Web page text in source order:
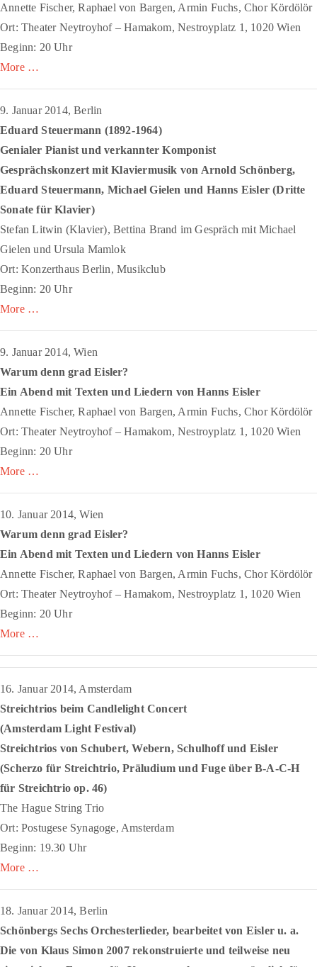
Annette Fischer, Raphael von Bargen, Armin Fuchs, Chor Kördölör
Ort: Theater Neytroyhof – Hamakom, Nestroyplatz 1, 1020 Wien
Beginn: 20 Uhr
More …
9. Januar 2014, Berlin
Eduard Steuermann (1892-1964)
Genialer Pianist und verkannter Komponist
Gesprächskonzert mit Klaviermusik von Arnold Schönberg,
Eduard Steuermann, Michael Gielen und Hanns Eisler (Dritte
Sonate für Klavier)
Stefan Litwin (Klavier), Bettina Brand im Gespräch mit Michael
Gielen und Ursula Mamlok
Ort: Konzerthaus Berlin, Musikclub
Beginn: 20 Uhr
More …
9. Januar 2014, Wien
Warum denn grad Eisler?
Ein Abend mit Texten und Liedern von Hanns Eisler
Annette Fischer, Raphael von Bargen, Armin Fuchs, Chor Kördölör
Ort: Theater Neytroyhof – Hamakom, Nestroyplatz 1, 1020 Wien
Beginn: 20 Uhr
More …
10. Januar 2014, Wien
Warum denn grad Eisler?
Ein Abend mit Texten und Liedern von Hanns Eisler
Annette Fischer, Raphael von Bargen, Armin Fuchs, Chor Kördölör
Ort: Theater Neytroyhof – Hamakom, Nestroyplatz 1, 1020 Wien
Beginn: 20 Uhr
More …
16. Januar 2014, Amsterdam
Streichtrios beim Candlelight Concert
(Amsterdam Light Festival)
Streichtrios von Schubert, Webern, Schulhoff und Eisler
(Scherzo für Streichtrio,Präludium und Fuge über B-A-C-H
für Streichtrio op. 46)
The Hague String Trio
Ort: Postugese Synagoge, Amsterdam
Beginn: 19.30 Uhr
More …
18. Januar 2014, Berlin
SchönbergsSechs Orchesterlieder, bearbeitet von Eisler u. a.
Die von Klaus Simon 2007 rekonstruierte und teilweise neu